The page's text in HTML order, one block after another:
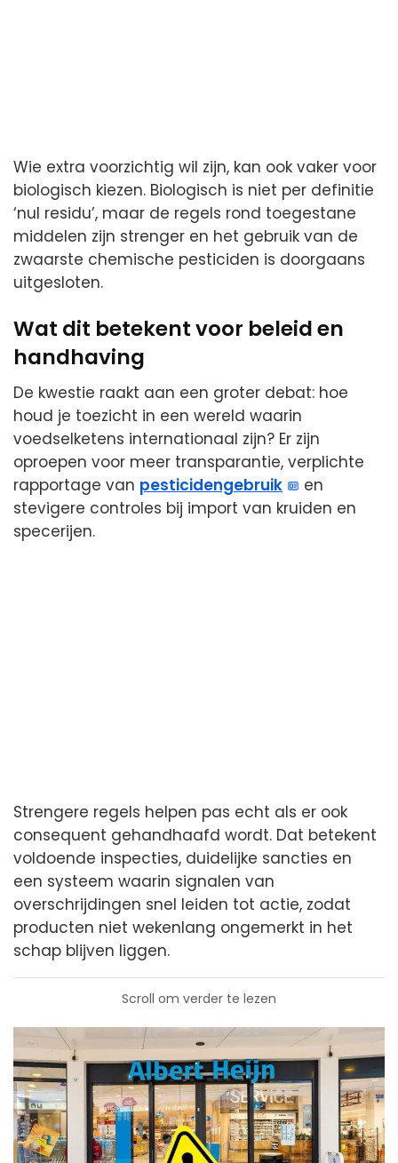
Wie extra voorzichtig wil zijn, kan ook vaker voor
biologisch kiezen. Biologisch is niet per definitie
‘nul residu’, maar de regels rond toegestane
middelen zijn strenger en het gebruik van de
zwaarste chemische pesticiden is doorgaans
uitgesloten.
Wat dit betekent voor beleid en
handhaving
De kwestie raakt aan een groter debat: hoe
houd je toezicht in een wereld waarin
voedselketens internationaal zijn? Er zijn
oproepen voor meer transparantie, verplichte
rapportage van pesticidengebruik
en
stevigere controles bij import van kruiden en
specerijen.
Strengere regels helpen pas echt als er ook
consequent gehandhaafd wordt. Dat betekent
voldoende inspecties, duidelijke sancties en
een systeem waarin signalen van
overschrijdingen snel leiden tot actie, zodat
producten niet wekenlang ongemerkt in het
schap blijven liggen.
Scroll om verder te lezen